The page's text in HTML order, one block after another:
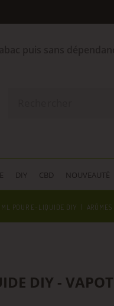
DIY CBD NOUVEAUTÉ
ML POUR E-LIQUIDE DIY
DIY -